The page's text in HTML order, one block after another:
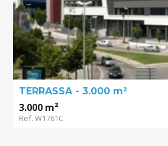
TERRASSA - 3.000 m²
3.000 m²
Ref. W1761C